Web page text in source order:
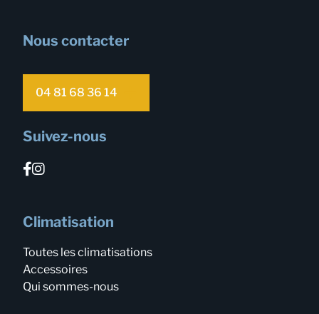
Nous contacter
04 81 68 36 14
Suivez-nous
Climatisation
Toutes les climatisations
Accessoires
Qui sommes-nous